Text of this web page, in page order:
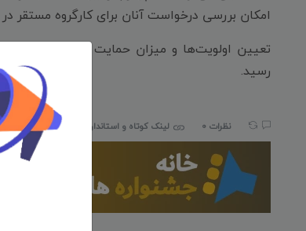
امکان بررسی درخواست آنان برای کارگروه
تعیین اولویت‌ها و میزان حمایت با توجه به
رسید.
نظرات 0 لینک کوتاه و استاندارد: 693